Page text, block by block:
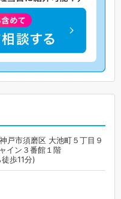
戸市須磨区 大池町５丁目９
イン３番館１階
歩11分)